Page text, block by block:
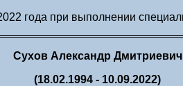
года при выполнении
Сухов Александр Дмитриевич
(18.02.1994 - 10.09.2022)